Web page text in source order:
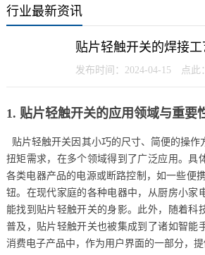
行业最新资讯
贴片轻触开关的焊接
发布时间：2024-04-15 点此
1. 贴片轻触开关的应用领域与重要
贴片轻触开关因其小巧的尺寸、简便的操作
扭矩需求，在多个领域得到了广泛应用。具
各类电器产品的电源或断路控制，如一些便
钮。在现代家庭的各种电器中，从厨房小家
能找到贴片轻触开关的身影。此外，随着科
普及，贴片轻触开关也被集成到了诸如智能
消费电子产品中，作为用户界面的一部分，提